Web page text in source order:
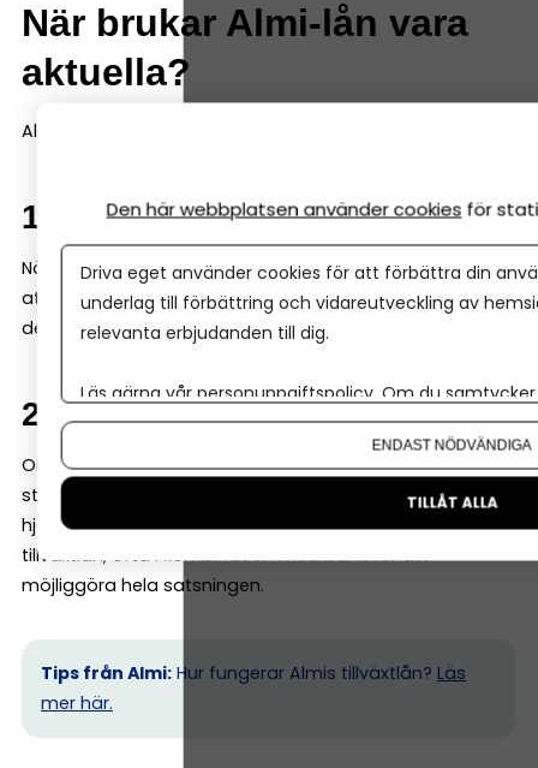
När brukar Almi-lån vara
aktuella?
Almi-finansiering dyker ofta upp i tre situationer.
1. Tidig fas
När ett företag fortfarande är ungt kan banken tycka
att underlaget är begränsat. Då kan Almi gå in med en
del av finansieringen – ofta genom ett s k mikrolån.
2. Tillväxt och expansion
Om ett företag vill växa snabbt kan kapitalbehovet bli
större än vad banken är bekväm med. Här kan Almi
hjälpa till med exempelvis företagslån eller
tillväxtlån, ofta i kombination med bank för att
möjliggöra hela satsningen.
Tips från Almi: Hur fungerar Almis tillväxtlån? Läs
mer här.
Den här webbplatsen använder cookies för
Driva eget använder cookies för att förbättra din
underlag till förbättring och vidareutveckling av
relevanta erbjudanden till dig.
Läs gärna vår personuppgiftspolicy. Om du
Om du vill ändra ditt val i efterhand hittar du den
ENDAST NÖDVÄNDIGA
TILLÅT ALLA